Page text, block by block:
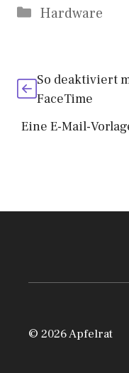
Kategorien
Hardware
So deaktiviert
FaceTime
Eine E-Mail-
© 2026 Apfelrat